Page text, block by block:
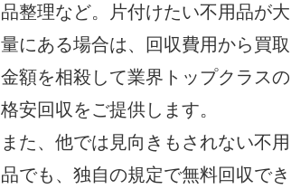
品整理など。片付けたい不用品が大
量にある場合は、回収費用から買取
金額を相殺して業界トップクラスの
格安回収をご提供します。
また、他では見向きもされない不用
品でも、独自の規定で無料回収でき